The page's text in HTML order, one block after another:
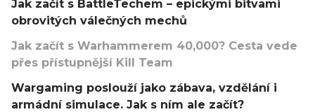
Jak začít s BattleTechem – epickými bitvami
obrovitých válečných mechů
Jak začít s Warhammerem 40,000? Cesta vede
přes přístupnější Kill Team
Wargaming poslouží jako zábava, vzdělání i
armádní simulace. Jak s ním ale začít?